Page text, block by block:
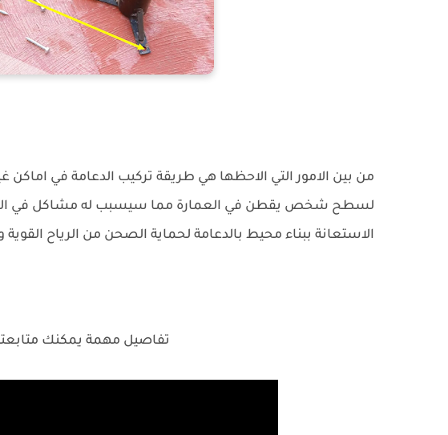
من بين الامور التي الاحظها هي طريقة تركيب الدعامة في
لسطح شخص يقطن في العمارة مما سيسبب له مشاكل في
الاستعانة ببناء محيط بالدعامة لحماية الصحن من الرياح
تفاصيل مهمة يمكنك